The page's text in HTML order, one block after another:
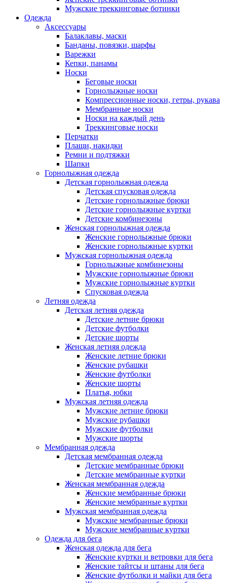
Мужские треккинговые ботинки
Одежда
Аксессуары
Балаклавы, маски
Банданы, повязки, шарфы
Варежки
Кепки, панамы
Носки
Беговые носки
Горнолыжные носки
Компрессионные носки, гетры, рукава
Мембранные носки
Носки на каждый день
Треккинговые носки
Перчатки
Плащи, накидки
Ремни и подтяжки
Шапки
Горнолыжная одежда
Детская горнолыжная одежда
Детская спусковая одежда
Детские горнолыжные брюки
Детские горнолыжные куртки
Детские комбинезоны
Женская горнолыжная одежда
Женские горнолыжные брюки
Женские горнолыжные куртки
Мужская горнолыжная одежда
Горнолыжные комбинезоны
Мужские горнолыжные брюки
Мужские горнолыжные куртки
Спусковая одежда
Летняя одежда
Детская летняя одежда
Детские летние брюки
Детские футболки
Детские шорты
Женская летняя одежда
Женские летние брюки
Женские рубашки
Женские футболки
Женские шорты
Платья, юбки
Мужская летняя одежда
Мужские летние брюки
Мужские рубашки
Мужские футболки
Мужские шорты
Мембранная одежда
Детская мембранная одежда
Детские мембранные брюки
Детские мембранные куртки
Женская мембранная одежда
Женские мембранные брюки
Женские мембранные куртки
Мужская мембранная одежда
Мужские мембранные брюки
Мужские мембранные куртки
Одежда для бега
Женская одежда для бега
Женские куртки и ветровки для бега
Женские тайтсы и штаны для бега
Женские футболки и майки для бега